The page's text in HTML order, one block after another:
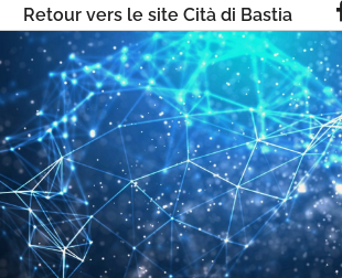
Retour vers le site Cità di Bastia